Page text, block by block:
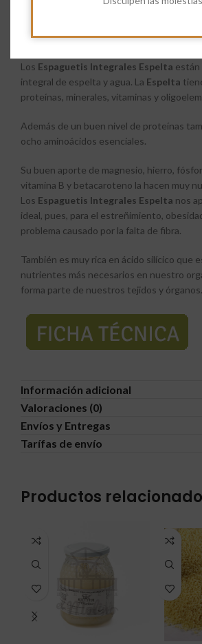
Los Espaguetis Integrales Espelta están
integral de espelta y agua. La Espelta
proteínas, minerales, vitaminas y
Además de un buen nivel de proteínas
ocho aminoácidos esenciales.
Su buen aporte de magnesio, hierro,
vitamina B y betacaroteno la hacen muy
Los Espaguetis Integrales Espelta nos
ideal, pues, para el estreñimiento,
problema causado por la falta de fibra.
También es muy rica en ácido silícico que
nutrientes más necesarios en nuestro
forma parte de nuestros tejidos y órganos.
Información adicional
Valoraciones (0)
Envíos y Entregas
Tarífas de envío
Productos